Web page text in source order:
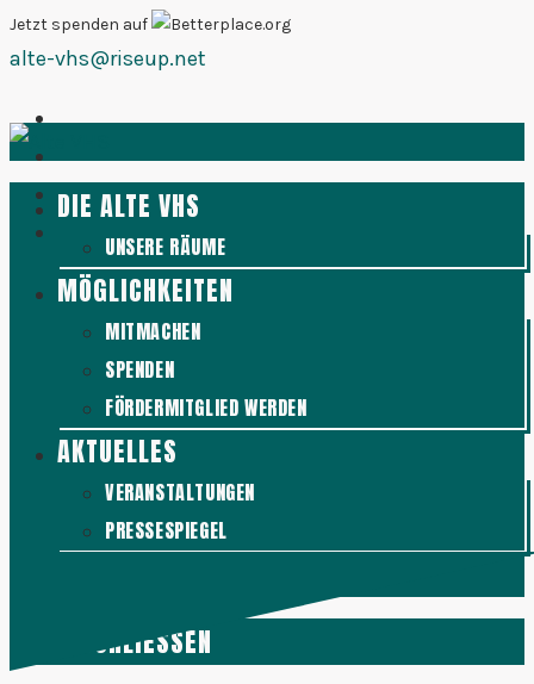
Zum
Inhalt
Jetzt spenden auf
alte-vhs@riseup.net
DIE ALTE VHS
UNSERE RÄUME
MÖGLICHKEITEN
MITMACHEN
SPENDEN
FÖRDERMITGLIED WERDEN
AKTUELLES
VERANSTALTUNGEN
PRESSESPIEGEL
SCHLIESSEN